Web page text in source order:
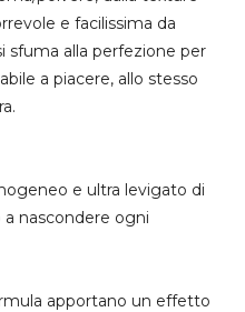
e facilissima da
sfuma alla perfezione per
a piacere, allo stesso
e ultra levigato di
a nascondere ogni
apportano un effetto